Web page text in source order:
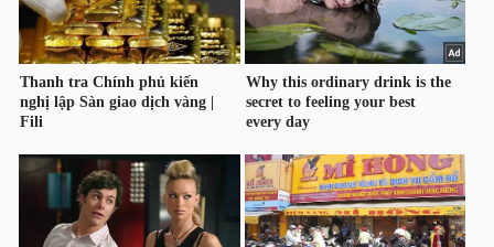
YẾU
DÙNG
THIẾT
YẾU